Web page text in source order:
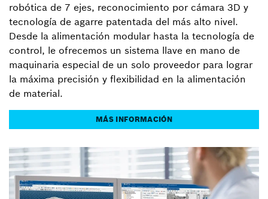
robótica de 7 ejes, reconocimiento por cámara 3D y
tecnología de agarre patentada del más alto nivel.
Desde la alimentación modular hasta la tecnología de
control, le ofrecemos un sistema llave en mano de
maquinaria especial de un solo proveedor para lograr
la máxima precisión y flexibilidad en la alimentación
de material.
MÁS INFORMACIÓN